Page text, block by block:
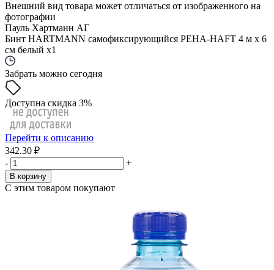
Внешний вид товара может отличаться от изображенного на
фотографии
Пауль Хартманн АГ
Бинт HARTMANN самофиксирующийся PEHA-HAFT 4 м х 6
см белый x1
Забрать можно сегодня
Доступна скидка 3%
Перейти к описанию
342.30 ₽
-
+
В корзину
С этим товаром покупают